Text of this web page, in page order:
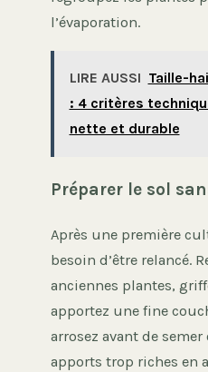
l’évaporation.
LIRE AUSSI Taille-
: 4 critères
nette et durable
Préparer le sol
Après une première
besoin d’être relancé.
anciennes plantes,
apportez une fine
arrosez avant de
apports trop riches en